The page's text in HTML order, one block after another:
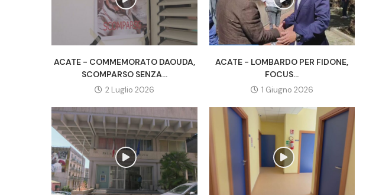
ACATE - COMMEMORATO DAOUDA,
SCOMPARSO SENZA...
2 Luglio 2026
ACATE - LOMBARDO PER FIDONE,
FOCUS...
1 Giugno 2026